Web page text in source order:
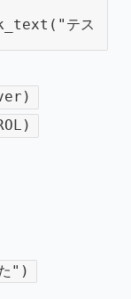
テス
")